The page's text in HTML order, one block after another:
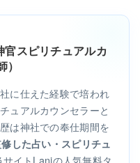
官スピリチュアルカ
に仕えた経験で培われ
ュアルカウンセラーと
は神社での奉仕期間を
した占い・スピリチュ